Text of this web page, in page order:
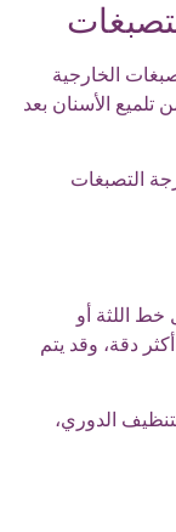
الخارجية
تلميع الأسنان بعد
التصبغات
خط اللثة أو
دقة، وقد يتم
الدوري،